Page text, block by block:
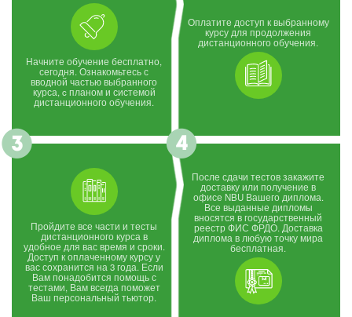
Начните обучение бесплатно,
сегодня. Ознакомьтесь с
вводной частью выбранного
курса, c планом и системой
дистанционного обучения.
Оплатите доступ к выбранному
курсу для продолжения
дистанционного обучения.
Пройдите все части и тесты
дистанционного курса в
удобное для вас время и сроки.
Доступ к оплаченному курсу у
вас сохранится на 3 года. Если
Вам понадобится помощь с
тестами, Вам всегда поможет
Ваш персональный тьютор.
После сдачи тестов закажите
доставку или получение в
офисе NBU Вашего диплома.
Все выданные дипломы
вносятся в государственный
реестр ФИС ФРДО. Доставка
диплома в любую точку мира
бесплатная.